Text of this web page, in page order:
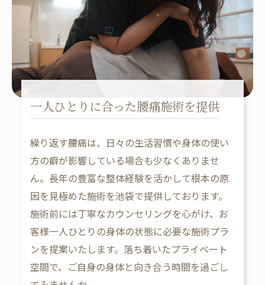
一人ひとりに合った腰痛施術を提供
繰り返す腰痛は、日々の生活習慣や身体の使い
方の癖が影響している場合も少なくありませ
ん。長年の豊富な整体経験を活かして根本の原
因を見極めた施術を池袋で提供しております。
施術前には丁寧なカウンセリングを心がけ、お
客様一人ひとりの身体の状態に必要な施術プラ
ンを提案いたします。落ち着いたプライベート
空間で、ご自身の身体と向き合う時間を過ごし